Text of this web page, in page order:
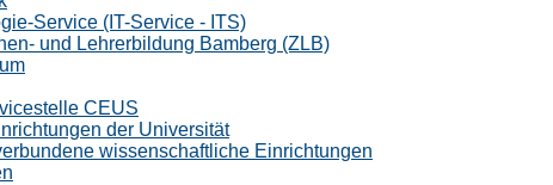
Service (IT-Service - ITS)
und Lehrerbildung Bamberg (ZLB)
CEUS
der Universität
wissenschaftliche Einrichtungen